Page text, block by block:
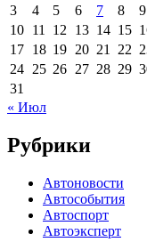
3
4 5 6 7 8
9
10 11 12 13 14 15
17 18 19 20 21 22
24 25 26 27 28 29
31
« Июл
Рубрики
Автоновости
Автособытия
Автоспорт
Автоэксперт